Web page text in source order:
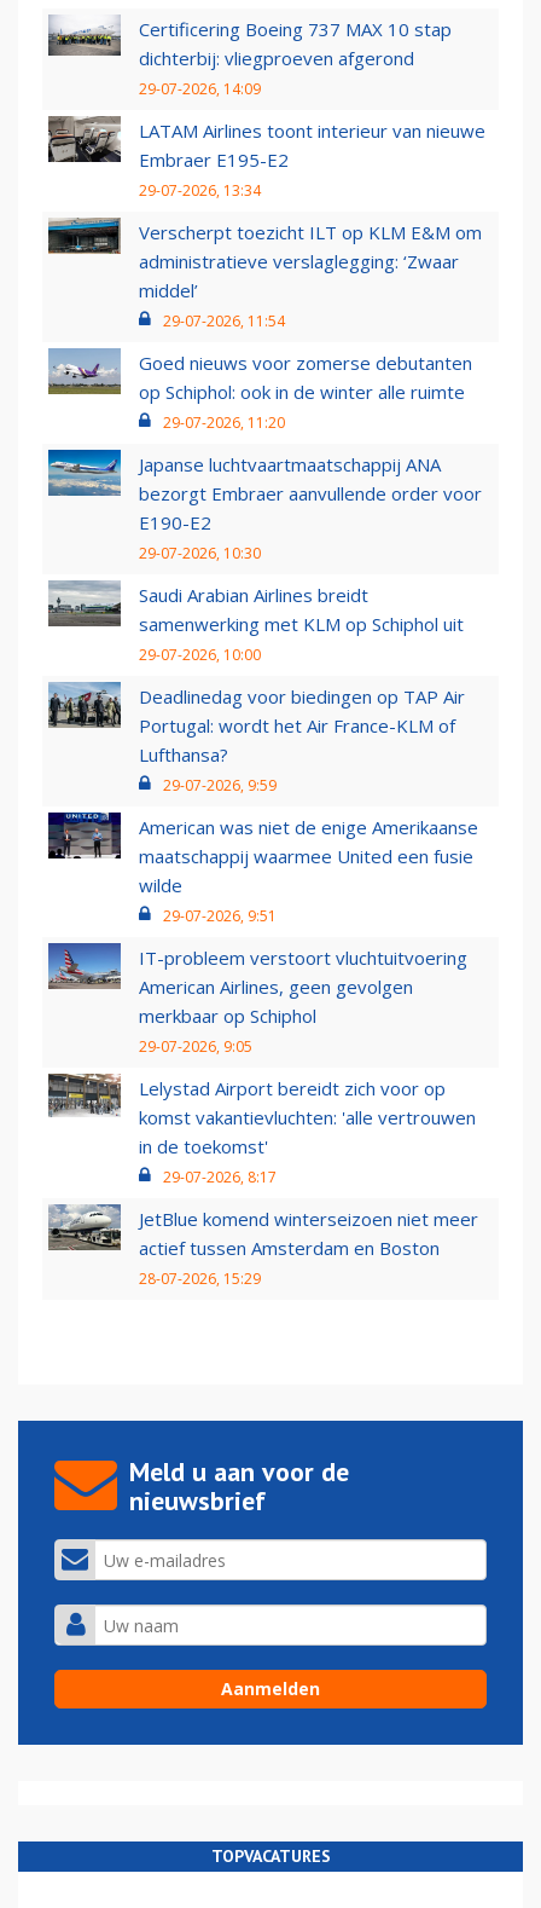
Certificering Boeing 737 MAX 10 stap
dichterbij: vliegproeven afgerond
29-07-2026, 14:09
LATAM Airlines toont interieur van nieuwe
Embraer E195-E2
29-07-2026, 13:34
Verscherpt toezicht ILT op KLM E&M om
administratieve verslaglegging: ‘Zwaar
middel’
29-07-2026, 11:54
Goed nieuws voor zomerse debutanten
op Schiphol: ook in de winter alle ruimte
29-07-2026, 11:20
Japanse luchtvaartmaatschappij ANA
bezorgt Embraer aanvullende order voor
E190-E2
29-07-2026, 10:30
Saudi Arabian Airlines breidt
samenwerking met KLM op Schiphol uit
29-07-2026, 10:00
Deadlinedag voor biedingen op TAP Air
Portugal: wordt het Air France-KLM of
Lufthansa?
29-07-2026, 9:59
American was niet de enige Amerikaanse
maatschappij waarmee United een fusie
wilde
29-07-2026, 9:51
IT-probleem verstoort vluchtuitvoering
American Airlines, geen gevolgen
merkbaar op Schiphol
29-07-2026, 9:05
Lelystad Airport bereidt zich voor op
komst vakantievluchten: 'alle vertrouwen
in de toekomst'
29-07-2026, 8:17
JetBlue komend winterseizoen niet meer
actief tussen Amsterdam en Boston
28-07-2026, 15:29
Meld u aan voor de
nieuwsbrief
TOPVACATURES